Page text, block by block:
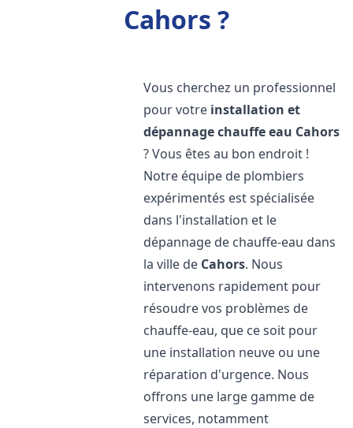
Cahors ?
Vous cherchez un professionnel
pour votre installation et
dépannage chauffe eau Cahors
? Vous êtes au bon endroit !
Notre équipe de plombiers
expérimentés est spécialisée
dans l'installation et le
dépannage de chauffe-eau dans
la ville de Cahors. Nous
intervenons rapidement pour
résoudre vos problèmes de
chauffe-eau, que ce soit pour
une installation neuve ou une
réparation d'urgence. Nous
offrons une large gamme de
services, notamment